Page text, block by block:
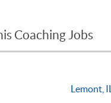
Coaching Jobs
Lemont, IL